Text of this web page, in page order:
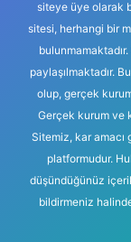
siteye üye olarak
sitesi, herhangi bir
paylaşılmaktadır.
olup, gerçek
Gerçek kurum ve
Sitemiz, kar amacı
platformudur.
düşündüğünüz
bildirmeniz